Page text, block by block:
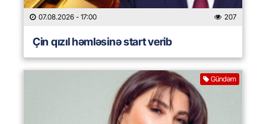
07.08.2026 - 17:00 207
Çin qızıl həmləsinə start verib
Gündəm